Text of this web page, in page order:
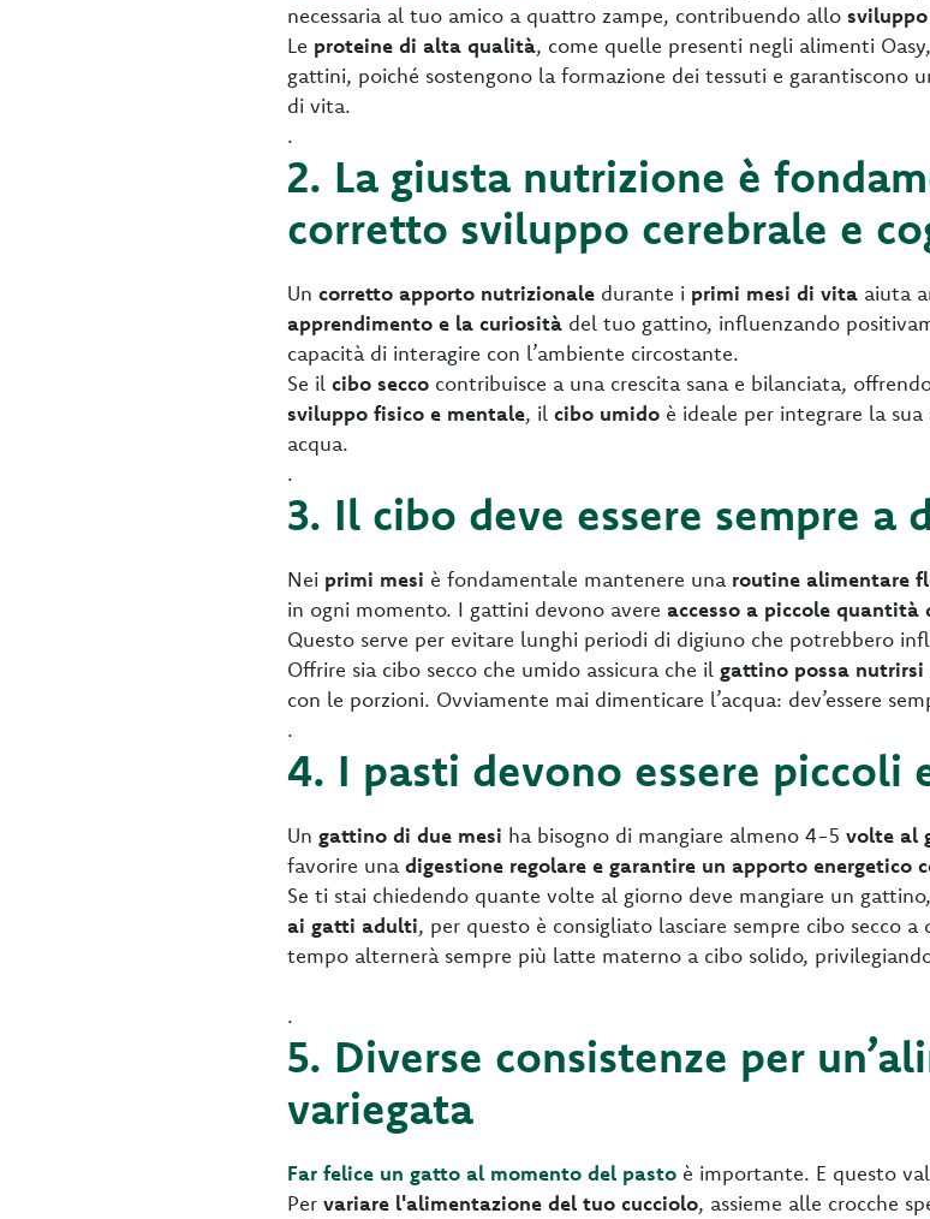
necessaria al tuo amico a quattro zampe, contribuendo allo
Le proteine di alta qualità, come quelle presenti negli alimenti
gattini, poiché sostengono la formazione dei tessuti e garantiscono
di vita.
.
2. La giusta nutrizione è
corretto sviluppo cerebrale e
Un corretto apporto nutrizionale durante i primi mesi di vita aiuta
apprendimento e la curiosità del tuo gattino, influenzando
capacità di interagire con l’ambiente circostante.
Se il cibo secco contribuisce a una crescita sana e bilanciata,
sviluppo fisico e mentale, il cibo umido è ideale per integrare la
acqua.
.
3. Il cibo deve essere sempre a
Nei primi mesi è fondamentale mantenere una routine alimentare
in ogni momento. I gattini devono avere accesso a piccole quantità
Questo serve per evitare lunghi periodi di digiuno che potrebbero
Offrire sia cibo secco che umido assicura che il gattino possa nutrirsi
con le porzioni. Ovviamente mai dimenticare l’acqua: dev’essere
.
4. I pasti devono essere piccoli
Un gattino di due mesi ha bisogno di mangiare almeno 4-5 volte al
favorire unadigestione regolare e garantire un apporto energetico
Se ti stai chiedendo quante volte al giorno deve mangiare un
ai gatti adulti, per questo è consigliato lasciare sempre cibo secco
tempo alternerà sempre più latte materno a cibo solido,
.
5. Diverse consistenze per
variegata
Far felice un gatto al momento del pasto è importante. E questo
Per variare l'alimentazione del tuo cucciolo, assieme alle crocche